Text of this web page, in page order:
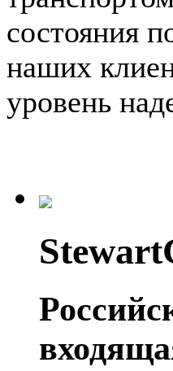
состояния
наших
уровень